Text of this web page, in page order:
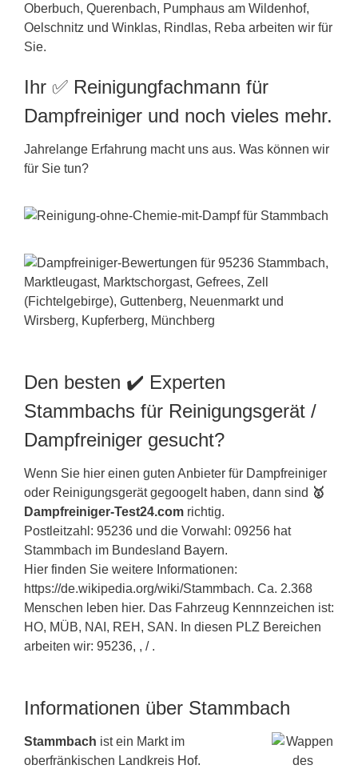
Oberbuch, Querenbach, Pumphaus am Wildenhof,
Oelschnitz und Winklas, Rindlas, Reba arbeiten wir für
Sie.
Ihr ✅ Reinigungfachmann für
Dampfreiniger und noch vieles mehr.
Jahrelange Erfahrung macht uns aus. Was können wir
für Sie tun?
Den besten ✔️ Experten
Stammbachs für Reinigungsgerät /
Dampfreiniger gesucht?
Wenn Sie hier einen guten Anbieter für Dampfreiniger
oder Reinigungsgerät gegoogelt haben, dann sind 🥇
Dampfreiniger-Test24.com richtig.
Postleitzahl: 95236 und die Vorwahl: 09256 hat
Stammbach im Bundesland Bayern.
Hier finden Sie weitere Informationen:
https://de.wikipedia.org/wiki/Stammbach. Ca. 2.368
Menschen leben hier. Das Fahrzeug Kennnzeichen ist:
HO, MÜB, NAI, REH, SAN. In diesen PLZ Bereichen
arbeiten wir: 95236, , / .
Informationen über Stammbach
Stammbach ist ein Markt im
oberfränkischen Landkreis Hof.